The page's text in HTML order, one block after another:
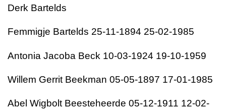
Derk Bartelds
Femmigje Bartelds 25-11-1894 25-02-1985
Antonia Jacoba Beck 10-03-1924 19-10-1959
Willem Gerrit Beekman 05-05-1897 17-01-1985
Abel Wigbolt Beesteheerde 05-12-1911 12-02-